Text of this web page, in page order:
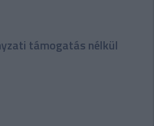
támogatás nélkül